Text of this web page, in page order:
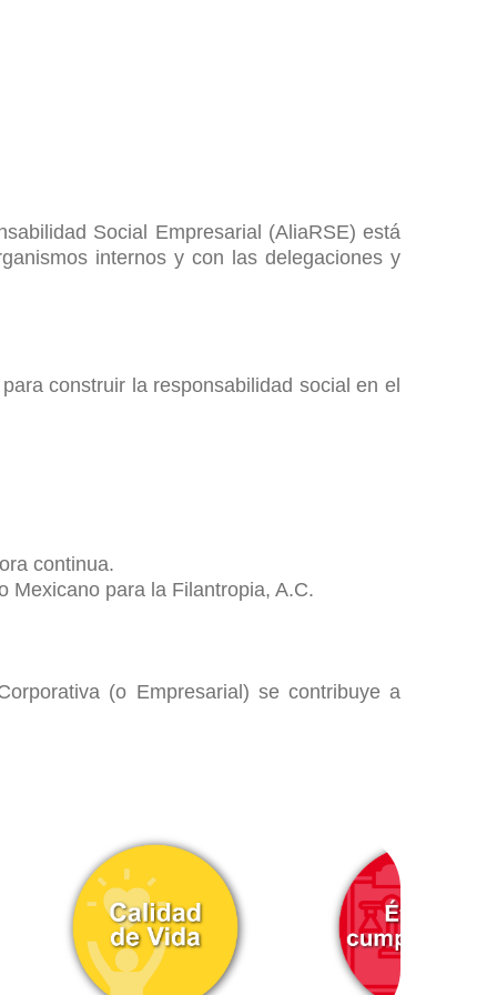
Social Empresarial (AliaRSE) está
internos y con las delegaciones y
construir la responsabilidad social en el
continua.
para la Filantropia, A.C.
(o Empresarial) se contribuye a